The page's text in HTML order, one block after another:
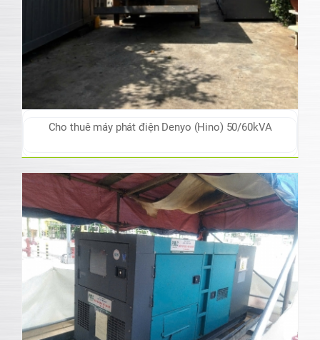
Cho thuê máy phát điện Denyo (Hino) 50/60kVA